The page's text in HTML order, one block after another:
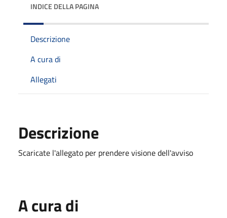
INDICE DELLA PAGINA
Descrizione
A cura di
Allegati
Descrizione
Scaricate l'allegato per prendere visione dell'avviso
A cura di